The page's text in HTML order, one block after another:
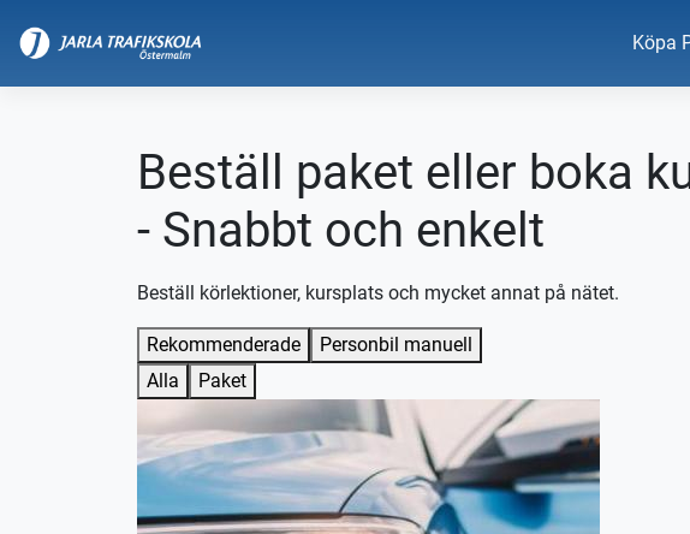
Köpa
Beställ paket eller boka
- Snabbt och enkelt
Beställ körlektioner, kursplats och mycket annat på nätet.
Rekommenderade
Personbil manuell
Alla
Paket